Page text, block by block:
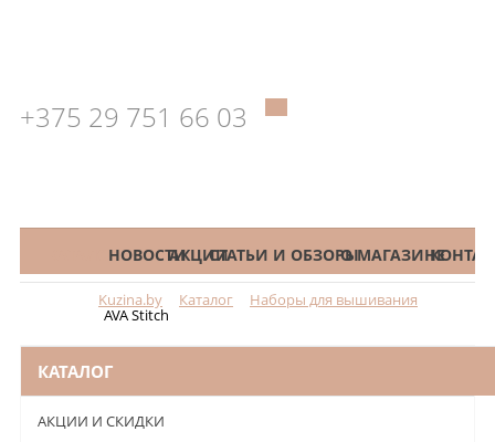
+375 29 751 66 03
КАТАЛОГНОВОСТИАКЦИИСТАТЬИ И ОБЗОРЫО МАГАЗИНЕ
Kuzina.by Каталог Наборы для вышивания
AVA Stitch
КАТАЛОГ
АКЦИИ И СКИДКИ